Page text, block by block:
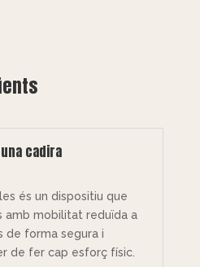
cadira
és un dispositiu que
amb mobilitat reduïda a
de forma segura i
de fer cap esforç físic.